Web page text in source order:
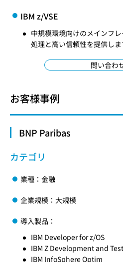
IBM z/VSE
中規模環境向けのメインフ
処理と高い信頼性を提供しま
問い合わ
お客様事例
BNP Paribas
カテゴリ
業種：金融
企業規模：大規模
導入製品：
IBM Developer for z/OS
IBM Z Development and
IBM InfoSphere Optim